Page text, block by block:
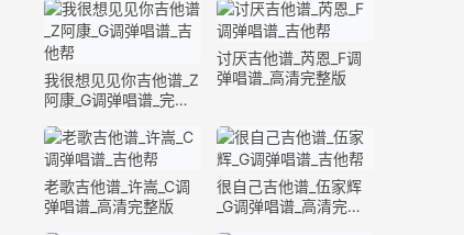
我很想见见你吉他谱_Z
阿康_G调弹唱谱_完整
讨厌吉他谱_芮恩_F调
弹唱谱_高清完整版
老歌吉他谱_许嵩_C调
弹唱谱_高清完整版
很自己吉他谱_伍家辉
_G调弹唱谱_高清完整